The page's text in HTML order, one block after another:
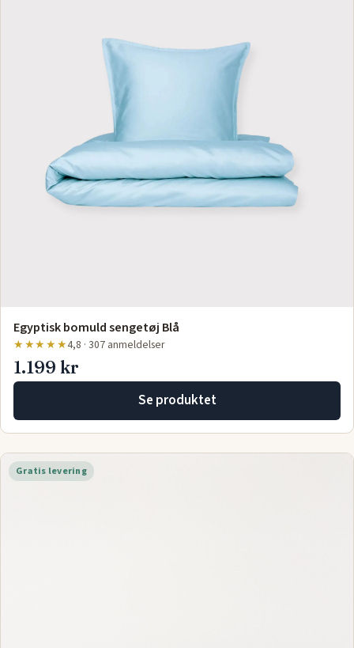
Egyptisk bomuld sengetøj Blå
★★★★★4,8 · 307 anmeldelser
1.199 kr
Se produktet
Gratis levering